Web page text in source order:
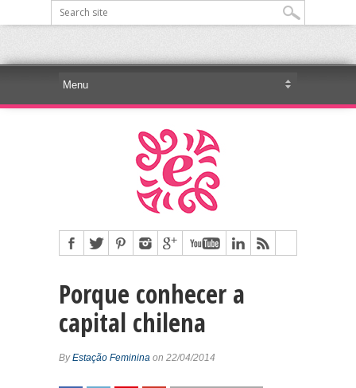
Porque conhecer a
capital chilena
ByEstação Feminina on 22/04/2014